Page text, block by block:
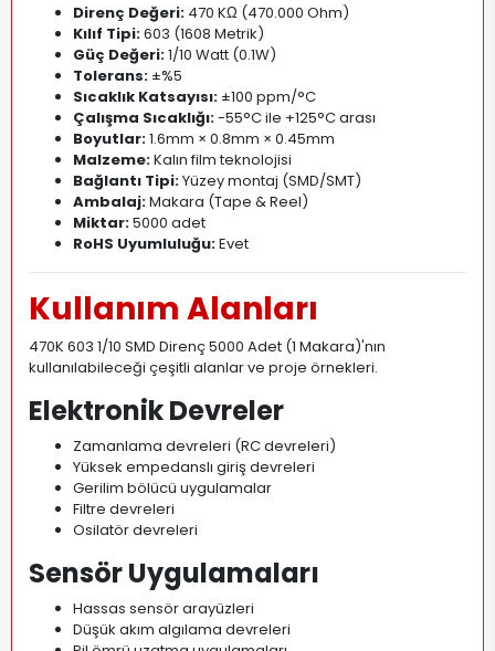
Direnç Değeri: 470 KΩ (470.000 Ohm)
Kılıf Tipi:603 (1608 Metrik)
Güç Değeri:1/10 Watt (0.1W)
Tolerans: ±%5
Sıcaklık Katsayısı: ±100 ppm/°C
Çalışma Sıcaklığı:-55°C ile +125°C arası
Boyutlar:1.6mm × 0.8mm × 0.45mm
Malzeme:Kalın film teknolojisi
Bağlantı Tipi:Yüzey montaj (SMD/SMT)
Ambalaj:Makara (Tape & Reel)
Miktar:5000 adet
RoHS Uyumluluğu:Evet
Kullanım Alanları
470K 603 1/10 SMD Direnç 5000 Adet (1 Makara)'nın
kullanılabileceği çeşitli alanlar ve proje örnekleri.
Elektronik Devreler
Zamanlama devreleri (RC devreleri)
Yüksek empedanslı giriş devreleri
Gerilim bölücü uygulamalar
Filtre devreleri
Osilatör devreleri
Sensör Uygulamaları
Hassas sensör arayüzleri
Düşük akım algılama devreleri